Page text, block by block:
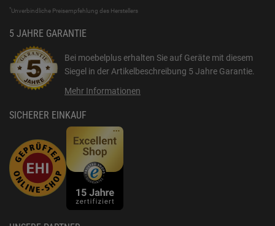
*Unverbindliche Preisempfehlung des Herstellers
5 JAHRE GARANTIE
Bei moebelplus erhalten Sie auf Geräte mit diesem
Siegel in der Artikelbeschreibung 5 Jahre Garantie.
Mehr Informationen
SICHERER EINKAUF